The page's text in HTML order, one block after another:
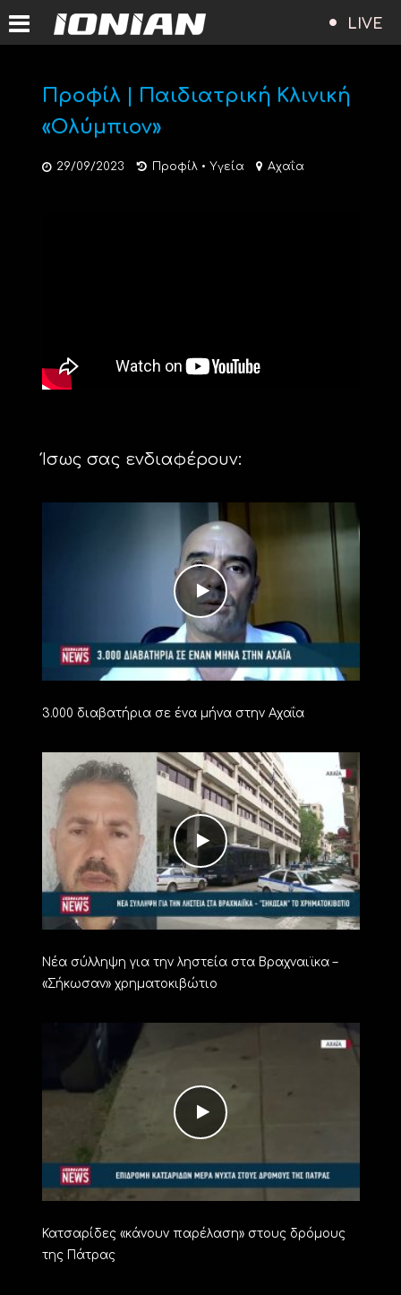
LIVE
Προφίλ | Παιδιατρική Κλινική
«Ολύμπιον»
29/09/2023 Προφίλ • Υγεία Αχαΐα
Ίσως σας ενδιαφέρουν:
3.000 διαβατήρια σε ένα μήνα στην Αχαΐα
Νέα σύλληψη για την ληστεία στα Βραχναιϊκα –
«Σήκωσαν» χρηματοκιβώτιο
Κατσαρίδες «κάνουν παρέλαση» στους δρόμους
της Πάτρας